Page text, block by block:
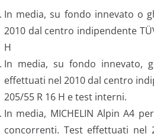
In media, su fondo innevato o
2010 dal centro indipendente
H
In media, su fondo innevato,
effettuati nel 2010 dal centro
205/55 R 16 H e test interni.
In media, MICHELIN Alpin A4
concorrenti. Test effettuati nel